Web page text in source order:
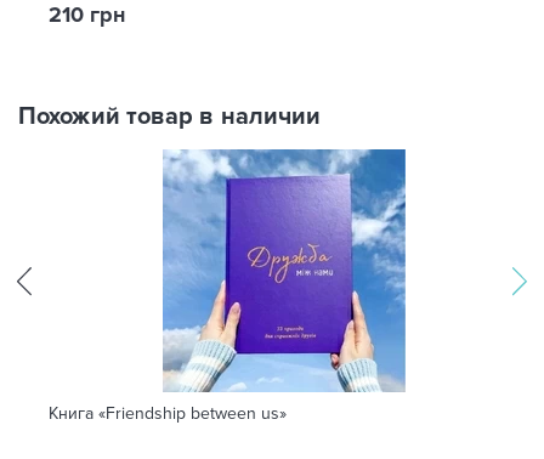
210 грн
Похожий товар в наличии
Книга «Friendship between us»